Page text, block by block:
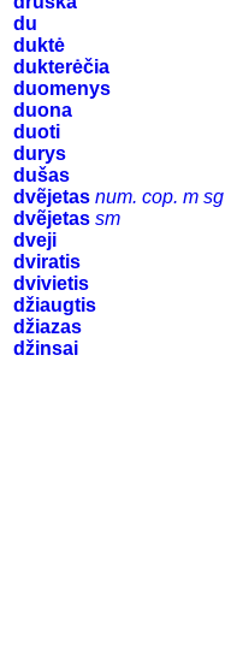
du
duktė
dukterėčia
duomenys
duona
duoti
durys
dušas
dvẽjetas num. cop. m sg
dvẽjetas sm
dveji
dviratis
dvivietis
džiaugtis
džiazas
džinsai